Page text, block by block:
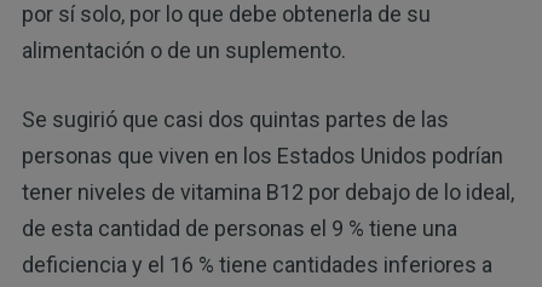
por sí solo, por lo que debe obtenerla de su
alimentación o de un suplemento.
Se sugirió que casi dos quintas partes de las
personas que viven en los Estados Unidos podrían
tener niveles de vitamina B12 por debajo de lo ideal,
de esta cantidad de personas el 9 % tiene una
deficiencia y el 16 % tiene cantidades inferiores a